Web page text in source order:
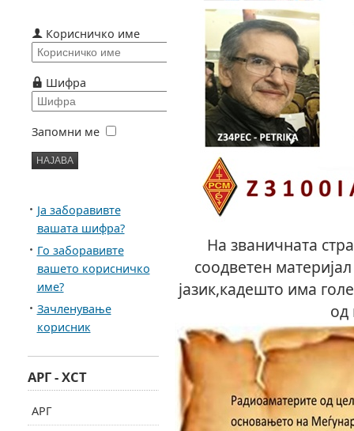
На званичната
соодветен
јазик,кадешто има
од
Корисничко име
Шифра
Запомни ме
Ја заборавивте
вашата шифра?
Го заборавивте
вашето корисничко
име?
Зачленување
корисник
АРГ - ХСТ
АРГ